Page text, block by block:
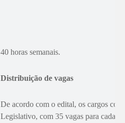
40 horas semanais.
Distribuição de vagas
De acordo com o edital, os cargos
Legislativo, com 35 vagas para cada